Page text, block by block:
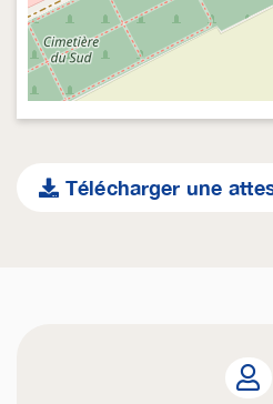
Télécharger une